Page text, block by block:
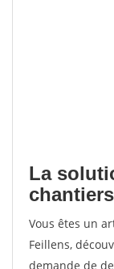
La
Vous êtes un
Feillens,
demande de